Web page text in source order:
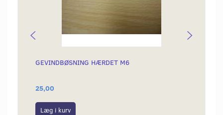
GEVINDBØSNING HÆRDET M6
25,00
Læg i kurv